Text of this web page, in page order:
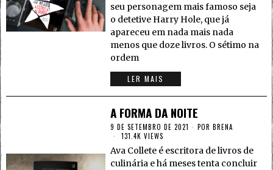
seu personagem mais famoso seja
o detetive Harry Hole, que já
apareceu em nada mais nada
menos que doze livros. O sétimo na
ordem
LER MAIS
A FORMA DA NOITE
9 DE SETEMBRO DE 2021 PORBRENA
131.4K VIEWS
Ava Collete é escritora de livros de
culinária e há meses tenta concluir